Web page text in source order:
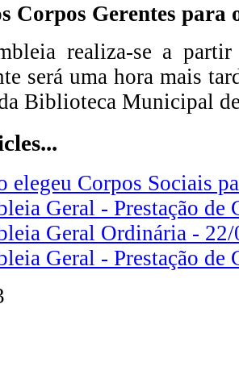
Corpos Gerentes para
realiza-se a
será uma hora mais
Biblioteca Municipal
elegeu Corpos Sociais
Geral - Prestação de
Geral Ordinária -
Geral - Prestação de